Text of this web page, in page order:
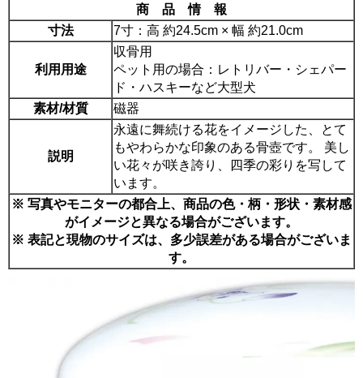
商 品 情 報
寸法
7寸：高 約24.5cm × 幅 約21.0cm
利用用途
収骨用
ペット用の場合：レトリバー・シェパー
ド・ハスキーなど大型犬
素材/材質
磁器
説明
永遠に舞続ける花をイメージした、とて
もやわらかな印象のある骨壺です。 美し
い花々が咲き誇り、四季の彩りを写して
います。
※ 写真やモニターの都合上、商品の色・柄・形状・素材感
がイメージと異なる場合がございます。
※ 表記と現物のサイズは、多少誤差がある場合がございま
す。